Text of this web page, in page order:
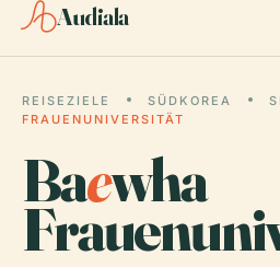
Audiala
REISEZIELE SÜDKOREA
FRAUENUNIVERSITÄT
Baewha